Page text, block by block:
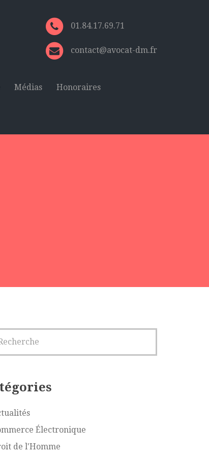
01.84.17.69.71
contact@avocat-dm.fr
Médias Honoraires
Électronique
de l'Homme